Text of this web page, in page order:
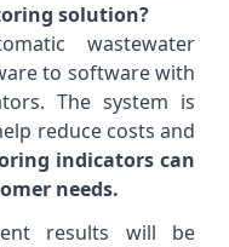
solution?
wastewater
to software with
The system is
reduce costs and
indicators can
needs.
results will be